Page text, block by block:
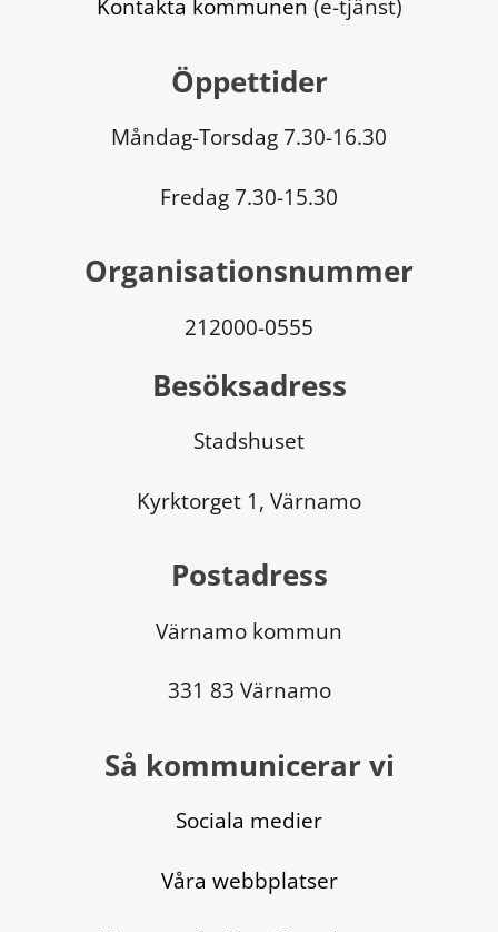
Kontakta kommunen (e-tjänst)
Öppettider
Måndag-Torsdag 7.30-16.30
Fredag 7.30-15.30
Organisationsnummer
212000-0555
Besöksadress
Stadshuset
Kyrktorget 1, Värnamo
Postadress
Värnamo kommun
331 83 Värnamo
Så kommunicerar vi
Sociala medier
Våra webbplatser